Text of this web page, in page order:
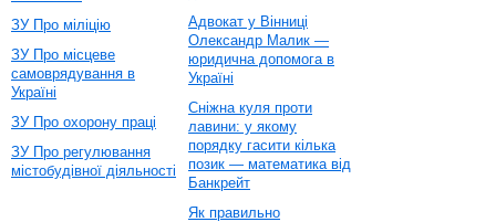
ЗУ Про міліцію
ЗУ Про місцеве
самоврядування в
Україні
ЗУ Про охорону праці
ЗУ Про регулювання
містобудівної діяльності
Адвокат у Вінниці
Олександр Малик —
юридична допомога в
Україні
Сніжна куля проти
лавини: у якому
порядку гасити кілька
позик — математика від
Банкрейт
Як правильно